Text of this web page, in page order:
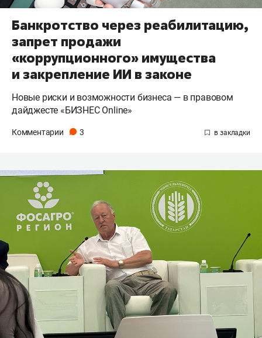
Банкротство через реабилитацию,
запрет продажи
«коррупционного» имущества
и закрепление ИИ в законе
Новые риски и возможности бизнеса — в правовом
дайджесте «БИЗНЕС Online»
Комментарии 3